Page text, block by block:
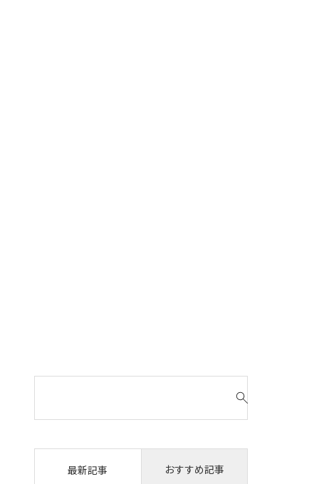
対
最新記事 おすすめ記事